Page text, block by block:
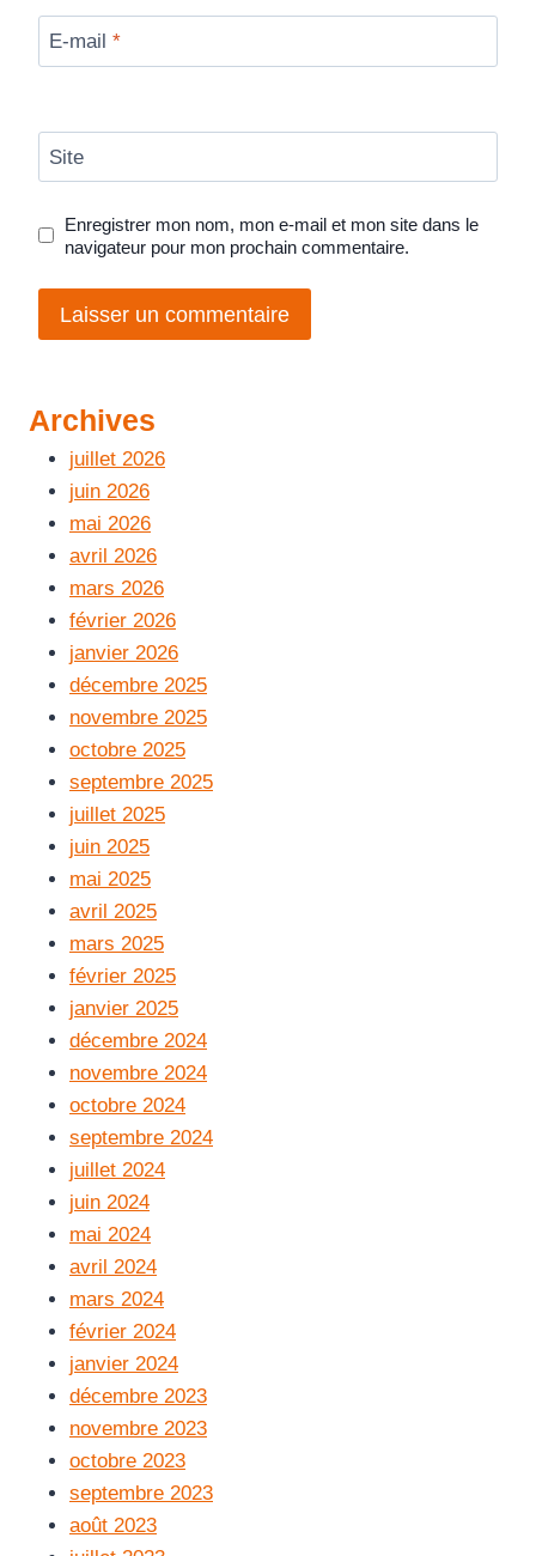
E-mail *
Site
Enregistrer mon nom, mon e-mail et mon site dans le
navigateur pour mon prochain commentaire.
Archives
juillet 2026
juin 2026
mai 2026
avril 2026
mars 2026
février 2026
janvier 2026
décembre 2025
novembre 2025
octobre 2025
septembre 2025
juillet 2025
juin 2025
mai 2025
avril 2025
mars 2025
février 2025
janvier 2025
décembre 2024
novembre 2024
octobre 2024
septembre 2024
juillet 2024
juin 2024
mai 2024
avril 2024
mars 2024
février 2024
janvier 2024
décembre 2023
novembre 2023
octobre 2023
septembre 2023
août 2023